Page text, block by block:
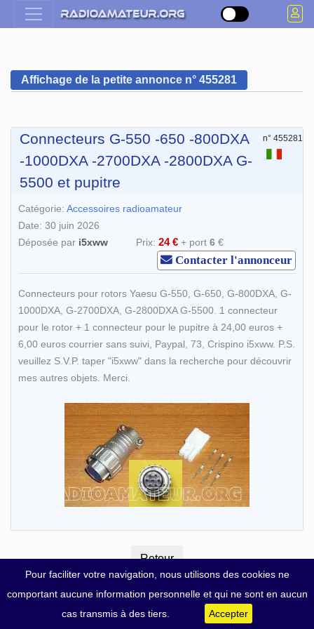
Pour faciliter votre navigation, nous utilisons des cookies ne
comportant aucune information personnelle et qui ne sont en aucun
cas transmis à des tiers.
Accepter
Affichage de la petite annonce n° 455281
Connecteurs G-550 -650 -800DXA
-1000DXA -2700DXA -2800DXA G-
5500 et pupitre
n° 455281
Catégorie: Accessoires radioamateur
Date: 30 juin 2026
Déposée par i5xww Prix: 24 € + port 6€
Contacter l'annonceur
Connecteurs pour rotors Yaesu G-550, G-650, G-800DXA, G-
1000DXA, G-2700DXA, G-2800DXA G-5500. 1 connecteur
pour le rotor + 1 connecteur pour le pupitre à 24,00 euros +
6,00 euros courrier sans suivi, Paypal, 73, Crispino i5xww. P.S.
veuillez S.V.P. taper "i5xww" dans la recherche pour découvrir
mes autres objets. Merci.